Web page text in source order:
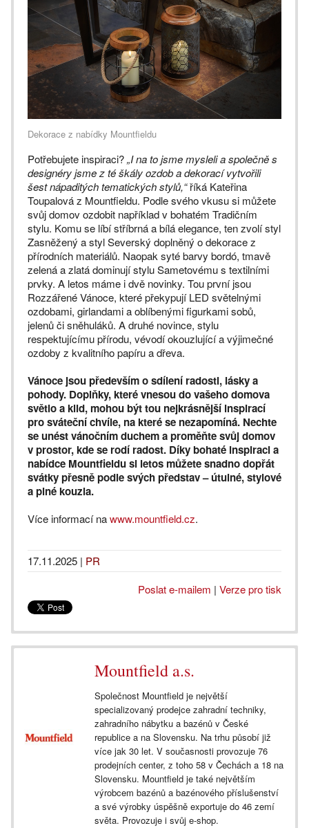
Dekorace z nabídky Mountfieldu
Potřebujete inspiraci?„I na to jsme mysleli a společně s
designéry jsme z té škály ozdob a dekorací vytvořili
šest nápaditých tematických stylů,“říká Kateřina
Toupalová z Mountfieldu. Podle svého vkusu si můžete
svůj domov ozdobit například v bohatém Tradičním
stylu. Komu se líbí stříbrná a bílá elegance, ten zvolí styl
Zasněžený a styl Severský doplněný o dekorace z
přírodních materiálů. Naopak syté barvy bordó, tmavě
zelená a zlatá dominují stylu Sametovému s textilními
prvky. A letos máme i dvě novinky. Tou první jsou
Rozzářené Vánoce, které překypují LED světelnými
ozdobami, girlandami a oblíbenými figurkami sobů,
jelenů či sněhuláků. A druhé novince, stylu
respektujícímu přírodu, vévodí okouzlující a výjimečné
ozdoby z kvalitního papíru a dřeva.
Vánoce jsou především o sdílení radosti, lásky a
pohody. Doplňky, které vnesou do vašeho domova
světlo a klid, mohou být tou nejkrásnější inspirací
pro sváteční chvíle, na které se nezapomíná. Nechte
se unést vánočním duchem a proměňte svůj domov
v prostor, kde se rodí radost. Díky bohaté inspiraci a
nabídce Mountfieldu si letos můžete snadno dopřát
svátky přesně podle svých představ – útulné, stylové
a plné kouzla.
Více informací nawww.mountfield.cz.
17.11.2025 | PR
Poslat e-mailem | Verze pro tisk
Mountfield a.s.
Společnost Mountfield je největší
specializovaný prodejce zahradní techniky,
zahradního nábytku a bazénů v České
republice a na Slovensku. Na trhu působí již
více jak 30 let. V současnosti provozuje 76
prodejních center, z toho 58 v Čechách a 18 na
Slovensku. Mountfield je také největším
výrobcem bazénů a bazénového příslušenství
a své výrobky úspěšně exportuje do 46 zemí
světa. Provozuje i svůj e-shop.